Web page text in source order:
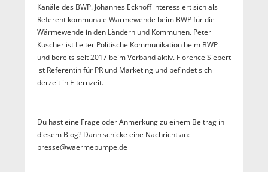
Kanäle des BWP. Johannes Eckhoff interessiert sich als
Referent kommunale Wärmewende beim BWP für die
Wärmewende in den Ländern und Kommunen. Peter
Kuscher ist Leiter Politische Kommunikation beim BWP
und bereits seit 2017 beim Verband aktiv. Florence Siebert
ist Referentin für PR und Marketing und befindet sich
derzeit in Elternzeit.
Du hast eine Frage oder Anmerkung zu einem Beitrag in
diesem Blog? Dann schicke eine Nachricht an:
presse@waermepumpe.de